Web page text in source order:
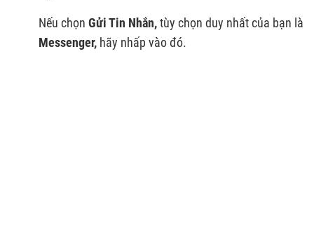
Nếu chọn Gửi Tin Nhắn,tùy chọn duy nhất của bạn là
Messenger, hãy nhấp vào đó.